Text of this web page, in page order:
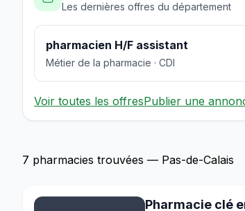
Les dernières offres du département
pharmacien H/F assistant
Métier de la pharmacie · CDI
Voir toutes les offresPublier une
7 pharmacies trouvées — Pas-de-Calais
Pharmacie clé